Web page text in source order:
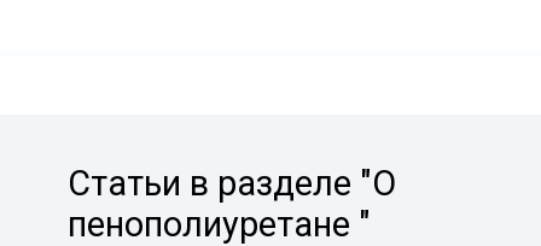
Статьи в разделе "О
пенополиуретане "